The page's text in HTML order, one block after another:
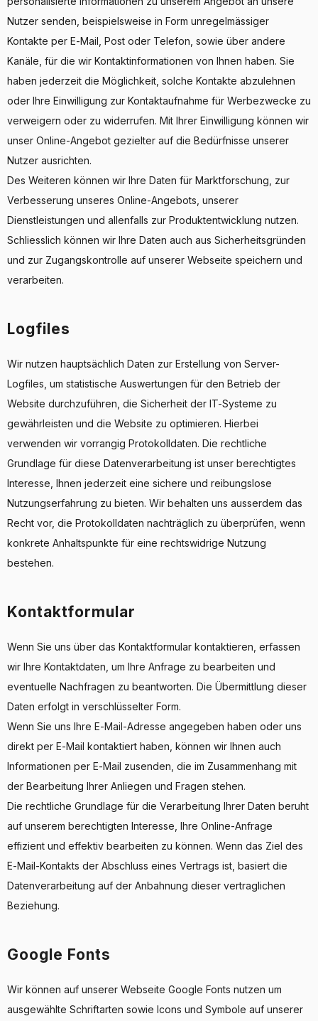
Nutzer senden, beispielsweise in Form unregelmässiger
Kontakte per E-Mail, Post oder Telefon, sowie über andere
Kanäle, für die wir Kontaktinformationen von Ihnen haben. Sie
haben jederzeit die Möglichkeit, solche Kontakte abzulehnen
oder Ihre Einwilligung zur Kontaktaufnahme für Werbezwecke zu
verweigern oder zu widerrufen. Mit Ihrer Einwilligung können wir
unser Online-Angebot gezielter auf die Bedürfnisse unserer
Nutzer ausrichten.
Des Weiteren können wir Ihre Daten für Marktforschung, zur
Verbesserung unseres Online-Angebots, unserer
Dienstleistungen und allenfalls zur Produktentwicklung nutzen.
Schliesslich können wir Ihre Daten auch aus Sicherheitsgründen
und zur Zugangskontrolle auf unserer Webseite speichern und
verarbeiten.
Logfiles
Wir nutzen hauptsächlich Daten zur Erstellung von Server-
Logfiles, um statistische Auswertungen für den Betrieb der
Website durchzuführen, die Sicherheit der IT-Systeme zu
gewährleisten und die Website zu optimieren. Hierbei
verwenden wir vorrangig Protokolldaten. Die rechtliche
Grundlage für diese Datenverarbeitung ist unser berechtigtes
Interesse, Ihnen jederzeit eine sichere und reibungslose
Nutzungserfahrung zu bieten. Wir behalten uns ausserdem das
Recht vor, die Protokolldaten nachträglich zu überprüfen, wenn
konkrete Anhaltspunkte für eine rechtswidrige Nutzung
bestehen.
Kontaktformular
Wenn Sie uns über das Kontaktformular kontaktieren, erfassen
wir Ihre Kontaktdaten, um Ihre Anfrage zu bearbeiten und
eventuelle Nachfragen zu beantworten. Die Übermittlung dieser
Daten erfolgt in verschlüsselter Form.
Wenn Sie uns Ihre E-Mail-Adresse angegeben haben oder uns
direkt per E-Mail kontaktiert haben, können wir Ihnen auch
Informationen per E-Mail zusenden, die im Zusammenhang mit
der Bearbeitung Ihrer Anliegen und Fragen stehen.
Die rechtliche Grundlage für die Verarbeitung Ihrer Daten beruht
auf unserem berechtigten Interesse, Ihre Online-Anfrage
effizient und effektiv bearbeiten zu können. Wenn das Ziel des
E-Mail-Kontakts der Abschluss eines Vertrags ist, basiert die
Datenverarbeitung auf der Anbahnung dieser vertraglichen
Beziehung.
Google Fonts
Wir können auf unserer Webseite Google Fonts nutzen um
ausgewählte Schriftarten sowie Icons und Symbole auf unserer